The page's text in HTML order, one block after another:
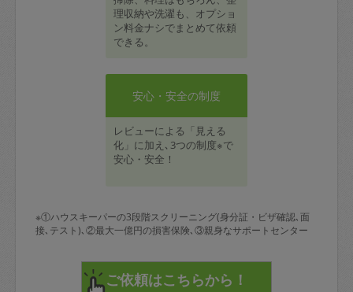
理収納や洗濯も、オプショ
ン料金ナシでまとめて依頼
できる。
安心・安全の制度
レビューによる「見える
化」に加え､3つの制度※で
安心・安全！
※①ハウスキーパーの3段階スクリーニング(身分証・ビザ確認､面
接､テスト)､②最大一億円の損害保険､③親身なサポートセンター